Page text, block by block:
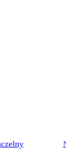
4 maja, 2022